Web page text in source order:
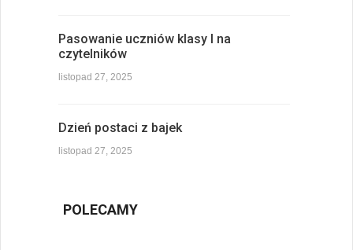
Pasowanie uczniów klasy I na
czytelników
listopad 27, 2025
Dzień postaci z bajek
listopad 27, 2025
POLECAMY